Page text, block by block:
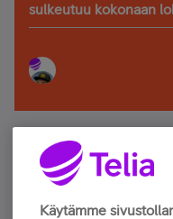
sulkeutuu kokonaan
Älä jää paitsi –
Tilaa Telian uutiskirje
Käytämme